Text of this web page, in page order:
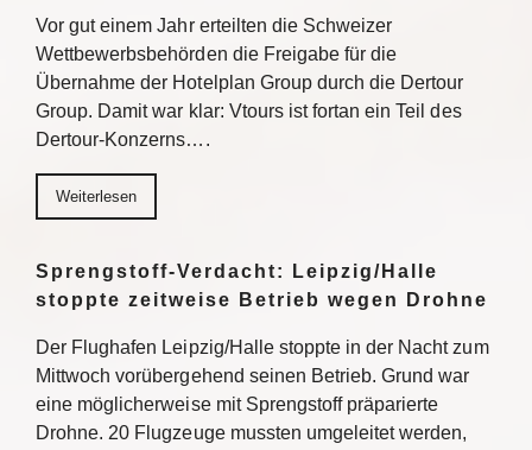
Vor gut einem Jahr erteilten die Schweizer
Wettbewerbsbehörden die Freigabe für die
Übernahme der Hotelplan Group durch die Dertour
Group. Damit war klar: Vtours ist fortan ein Teil des
Dertour-Konzerns….
Weiterlesen
Sprengstoff-Verdacht: Leipzig/Halle
stoppte zeitweise Betrieb wegen Drohne
Der Flughafen Leipzig/Halle stoppte in der Nacht zum
Mittwoch vorübergehend seinen Betrieb. Grund war
eine möglicherweise mit Sprengstoff präparierte
Drohne. 20 Flugzeuge mussten umgeleitet werden,